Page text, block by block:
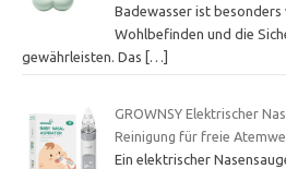
Badewasser ist besonders
Wohlbefinden und die
gewährleisten. Das
[…]
GROWNSY Elektrischer
Reinigung für freie
Ein elektrischer